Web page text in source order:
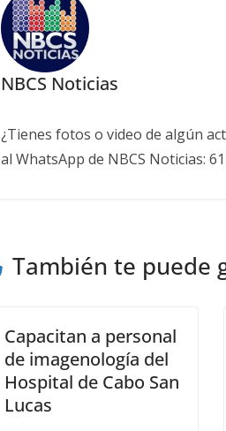
NBCS Noticias
¿Tienes fotos o video de algún
al WhatsApp de NBCS Noticias:
También te puede
Capacitan a personal
de imagenología del
Hospital de Cabo San
Lucas